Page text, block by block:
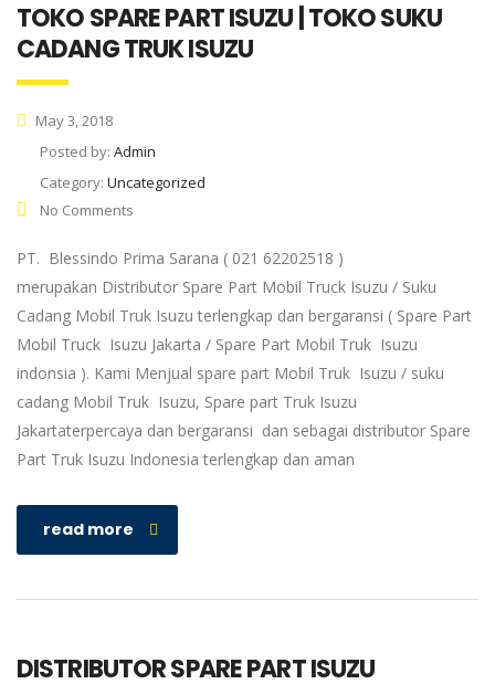
TOKO SPARE PART ISUZU | TOKO SUKU
CADANG TRUK ISUZU
May 3, 2018
Posted by: Admin
Category: Uncategorized
No Comments
PT. Blessindo Prima Sarana ( 021 62202518 )
merupakan Distributor Spare Part Mobil Truck Isuzu / Suku
Cadang Mobil Truk Isuzu terlengkap dan bergaransi ( Spare Part
Mobil Truck Isuzu Jakarta / Spare Part Mobil Truk Isuzu
indonsia ). Kami Menjual spare part Mobil Truk Isuzu / suku
cadang Mobil Truk Isuzu, Spare part Truk Isuzu
Jakartaterpercaya dan bergaransi dan sebagai distributor Spare
Part Truk Isuzu Indonesia terlengkap dan aman
read more
DISTRIBUTOR SPARE PART ISUZU